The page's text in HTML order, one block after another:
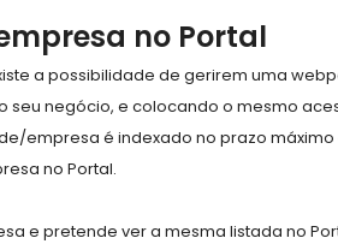
no Portal
a possibilidade de gerirem uma
negócio, e colocando o mesmo
empresa é indexado no prazo
no Portal.
e pretende ver a mesma listada no